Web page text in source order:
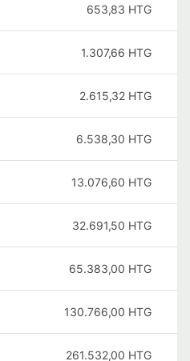
653,83 HTG
1.307,66 HTG
2.615,32 HTG
6.538,30 HTG
13.076,60 HTG
32.691,50 HTG
65.383,00 HTG
130.766,00 HTG
261.532,00 HTG